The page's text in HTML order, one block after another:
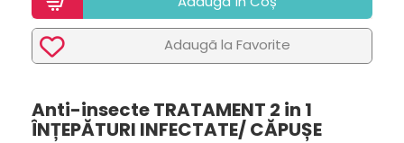
Adaugã la Favorite
Anti-insecte TRATAMENT 2 in 1
ÎNȚEPĂTURI INFECTATE/ CĂPUȘE